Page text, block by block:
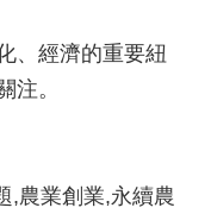
、經濟的重要紐
注。
,農業創業,永續農